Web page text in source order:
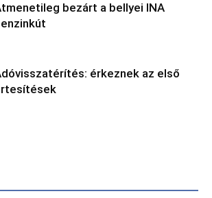
bezárt a bellyei INA
érkeznek az első